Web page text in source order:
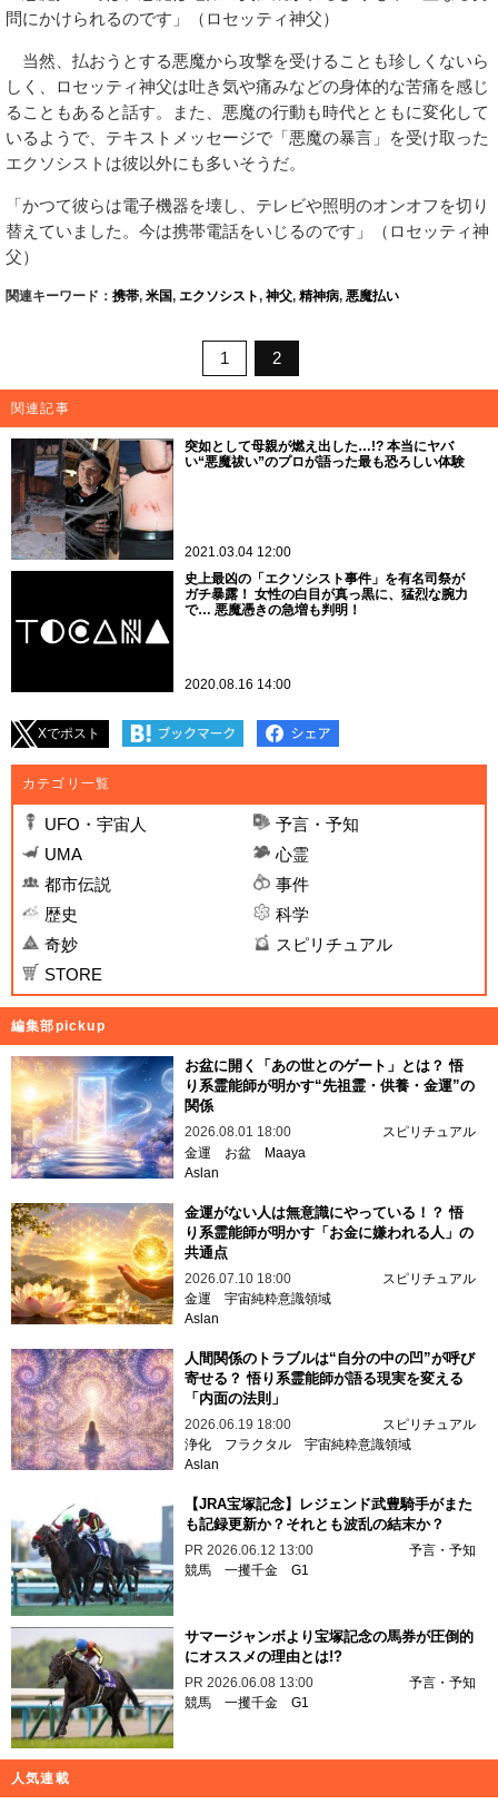
問にかけられるのです」（ロセッティ神父）
当然、払おうとする悪魔から攻撃を受けることも珍しくないら
しく、ロセッティ神父は吐き気や痛みなどの身体的な苦痛を感じ
ることもあると話す。また、悪魔の行動も時代とともに変化して
いるようで、テキストメッセージで「悪魔の暴言」を受け取った
エクソシストは彼以外にも多いそうだ。
「かつて彼らは電子機器を壊し、テレビや照明のオンオフを切り
替えていました。今は携帯電話をいじるのです」（ロセッティ神
父）
関連キーワード： 携帯, 米国, エクソシスト, 神父, 精神病, 悪魔払い
1 2
関連記事
突如として母親が燃え出した…!? 本当にヤバ
い“悪魔祓い”のプロが語った最も恐ろしい体験
2021.03.04 12:00
史上最凶の「エクソシスト事件」を有名司祭が
ガチ暴露！ 女性の白目が真っ黒に、猛烈な腕力
で… 悪魔憑きの急増も判明！
2020.08.16 14:00
Xでポスト
カテゴリ一覧
UFO・宇宙人
予言・予知
UMA
心霊
都市伝説
事件
歴史
科学
奇妙
スピリチュアル
STORE
編集部pickup
お盆に開く「あの世とのゲート」とは？ 悟
り系霊能師が明かす“先祖霊・供養・金運”の
関係
2026.08.01 18:00
スピリチュアル
金運
お盆
Maaya
Aslan
金運がない人は無意識にやっている！？ 悟
り系霊能師が明かす「お金に嫌われる人」の
共通点
2026.07.10 18:00
スピリチュアル
金運 宇宙純粋意識領域
Aslan
人間関係のトラブルは“自分の中の凹”が呼び
寄せる？ 悟り系霊能師が語る現実を変える
「内面の法則」
2026.06.19 18:00
スピリチュアル
浄化
フラクタル 宇宙純粋意識領域
Aslan
【JRA宝塚記念】レジェンド武豊騎手がまた
も記録更新か？それとも波乱の結末か？
PR 2026.06.12 13:00
予言・予知
競馬 一攫千金 G1
サマージャンボより宝塚記念の馬券が圧倒的
にオススメの理由とは!?
PR 2026.06.08 13:00
予言・予知
競馬 一攫千金 G1
人気連載